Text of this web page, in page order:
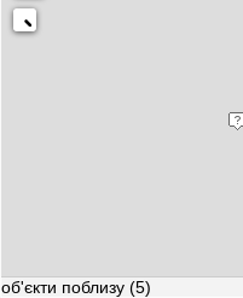
об'єкти поблизу (5)